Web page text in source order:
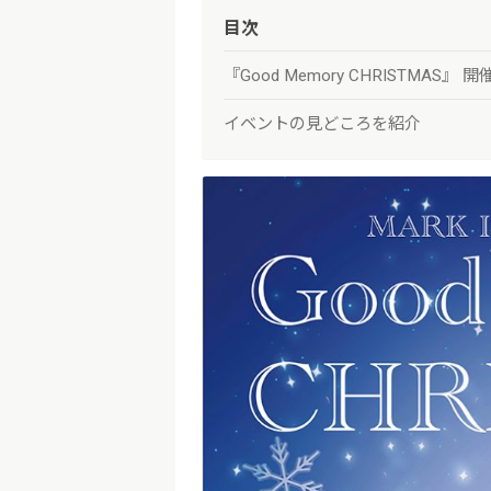
目次
『Good Memory CHRISTMAS』 開
イベントの見どころを紹介